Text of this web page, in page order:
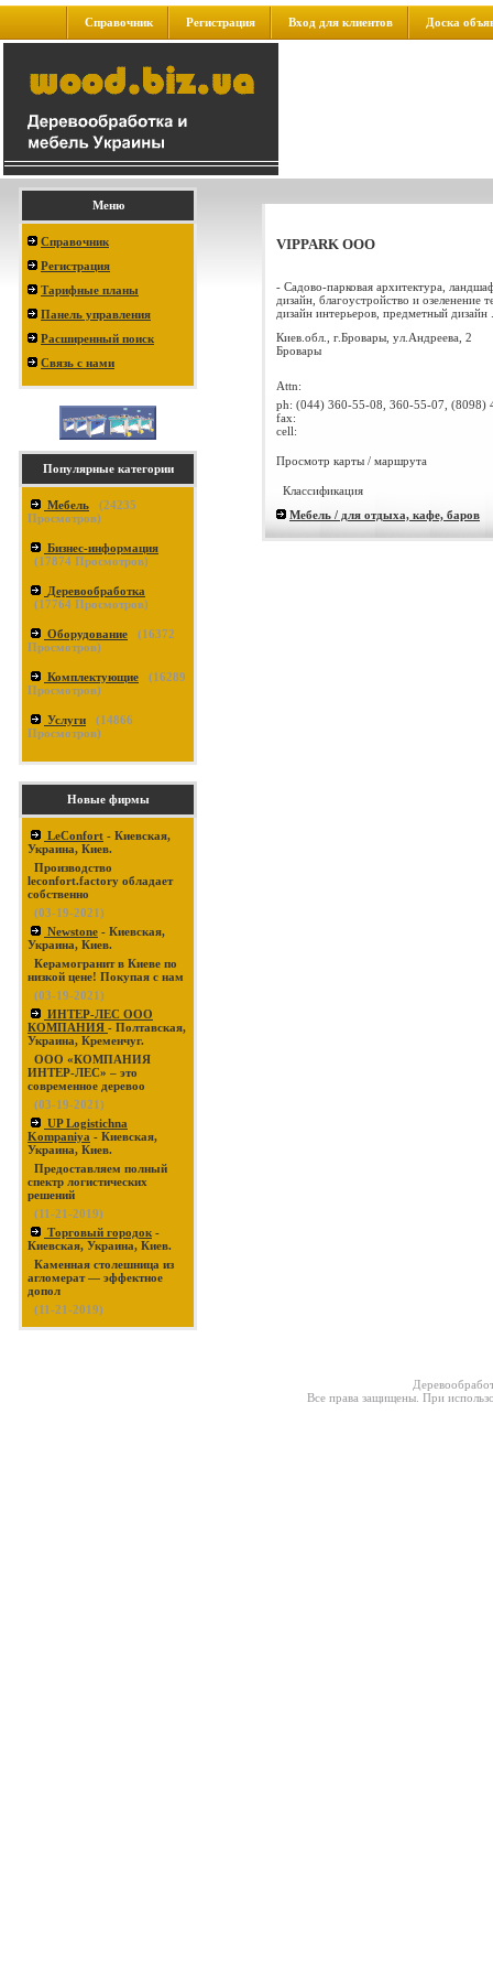
Справочник Регистрация Вход для клиентов Доска
Меню
Справочник
Регистрация
Тарифные планы
Панель управления
Расширенный поиск
Связь с нами
Популярные категории
Мебель (24235
Просмотров)
Бизнес-информация
(17874 Просмотров)
Деревообработка
(17764 Просмотров)
Оборудование (16372
Просмотров)
Комплектующие (16289
Просмотров)
Услуги (14866
Просмотров)
Новые фирмы
LeConfort - Киевская,
Украина, Киев.
Производство
leconfort.factory обладает
собственно
(03-19-2021)
Newstone - Киевская,
Украина, Киев.
Керамогранит в Киеве по
низкой цене! Покупая с нам
(03-19-2021)
ИНТЕР-ЛЕС ООО
КОМПАНИЯ - Полтавская,
Украина, Кременчуг.
ООО «КОМПАНИЯ
ИНТЕР-ЛЕС» – это
современное деревоо
(03-19-2021)
UP Logistichna
Kompaniya - Киевская,
Украина, Киев.
Предоставляем полный
спектр логистических
решений
(11-21-2019)
Торговый городок -
Киевская, Украина, Киев.
Каменная столешница из
агломерат — эффектное
допол
(11-21-2019)
VIPPARK ООО
- Садово-парковая архитектура,
дизайн, благоустройство и озеленение
дизайн интерьеров, предметный дизайн
Киев.обл., г.Бровары, ул.Андреева, 2
Бровары
Attn:
ph: (044) 360-55-08, 360-55-07, (8098)
fax:
cell:
Просмотр карты / маршрута
Классификация
Мебель / для отдыха, кафе, баров
Все права защищены. При